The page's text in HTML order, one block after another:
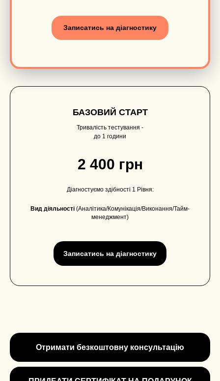
Записатись на діагностику
БАЗОВИЙ СТАРТ
Тривалість тестування -
до 1 години
2 400 грн
Діагностуємо здібності 1 Рівня:
Вид діяльності (Аналітика/Комунікація/Виконання/Тайм-
менеджмент)
Записатись на діагностику
Отримати безкоштовну консультацію